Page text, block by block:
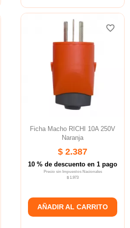
Ficha Macho RICHI 10A 250V
Naranja
$ 2.387
10 % de descuento en 1 pago
Precio sin Impuestos Nacionales
$ 1.973
AÑADIR AL CARRITO
favorite_border
favorite_border
favorite_border